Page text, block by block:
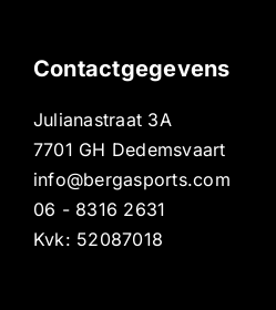
Contactgegevens
Julianastraat 3A
7701 GH Dedemsvaart
info@bergasports.com
06 - 8316 2631
Kvk: 52087018